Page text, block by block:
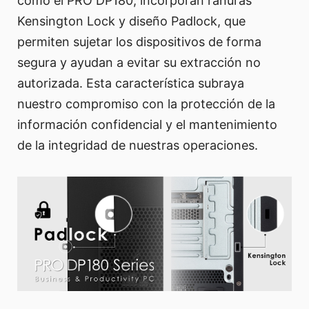
Kensington Lock y diseño Padlock, que
permiten sujetar los dispositivos de forma
segura y ayudan a evitar su extracción no
autorizada. Esta característica subraya
nuestro compromiso con la protección de la
información confidencial y el mantenimiento
de la integridad de nuestras operaciones.